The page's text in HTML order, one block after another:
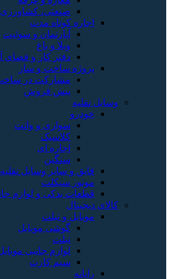
صنعتی، کشاورزی و تجاری
اجاره کوتاه مدت
آپارتمان و سوئیت
ویلا و باغ
دفتر کار و فضای آموزشی
پروژه ساخت و ساز
مشارکت در ساخت
پیش فروش
وسایل نقلیه
خودرو
سواری و وانت
کلاسیک
اجاره ای
سنگین
قایق و سایر وسایل نقلیه
موتور سیکلت
قطعات یدکی و لوازم جانبی
کالای دیجیتال
موبایل و تبلت
گوشی موبایل
لوازم جانبی موبایل و تبلت
سیم کارت